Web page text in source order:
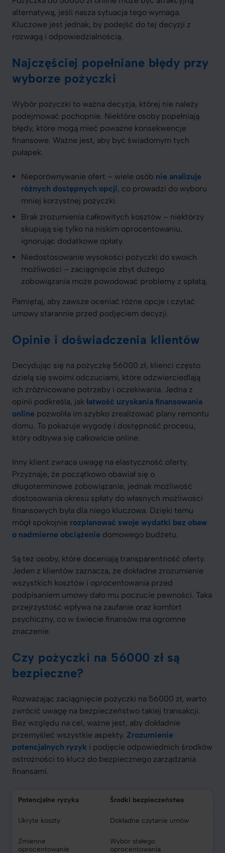
alternatywą, jeśli nasza sytuacja tego wymaga.
Kluczowe jest jednak, by podejść do tej decyzji z
rozwagą i odpowiedzialnością.
Najczęściej popełniane błędy przy
wyborze pożyczki
Wybór pożyczki to ważna decyzja, której nie należy
podejmować pochopnie. Niektóre osoby popełniają
błędy, które mogą mieć poważne konsekwencje
finansowe. Ważne jest, aby być świadomym tych
pułapek.
Nieporównywanie ofert – wiele osób nie analizuje
różnych dostępnych opcji, co prowadzi do wyboru
mniej korzystnej pożyczki.
Brak zrozumienia całkowitych kosztów – niektórzy
skupiają się tylko na niskim oprocentowaniu,
ignorując dodatkowe opłaty.
Niedostosowanie wysokości pożyczki do swoich
możliwości – zaciągnięcie zbyt dużego
zobowiązania może powodować problemy z spłatą.
Pamiętaj, aby zawsze oceniać różne opcje i czytać
umowy starannie przed podjęciem decyzji.
Opinie i doświadczenia klientów
Decydując się na pożyczkę 56000 zł, klienci często
dzielą się swoimi odczuciami, które odzwierciedlają
ich zróżnicowane potrzeby i oczekiwania. Jedna z
opinii podkreśla, jak łatwość uzyskania finansowania
online pozwoliła im szybko zrealizować plany remontu
domu. To pokazuje wygodę i dostępność procesu,
który odbywa się całkowicie online.
Inny klient zwraca uwagę na elastyczność oferty.
Przyznaje, że początkowo obawiał się o
długoterminowe zobowiązanie, jednak możliwość
dostosowania okresu spłaty do własnych możliwości
finansowych była dla niego kluczowa. Dzięki temu
mógł spokojnie rozplanować swoje wydatki bez obaw
o nadmierne obciążenie domowego budżetu.
Są też osoby, które doceniają transparentność oferty.
Jeden z klientów zaznacza, że dokładne zrozumienie
wszystkich kosztów i oprocentowania przed
podpisaniem umowy dało mu poczucie pewności. Taka
przejrzystość wpływa na zaufanie oraz komfort
psychiczny, co w świecie finansów ma ogromne
znaczenie.
Czy pożyczki na 56000 zł są
bezpieczne?
Rozważając zaciągnięcie pożyczki na 56000 zł, warto
zwrócić uwagę na bezpieczeństwo takiej transakcji.
Bez względu na cel, ważne jest, aby dokładnie
przemyśleć wszystkie aspekty. Zrozumienie
potencjalnych ryzyk i podjęcie odpowiednich środków
ostrożności to klucz do bezpiecznego zarządzania
finansami.
Potencjalne ryzyka Środki bezpieczeństwa
Ukryte koszty Dokładne czytanie umów
Zmienne
oprocentowanie
Wybór stałego
oprocentowania